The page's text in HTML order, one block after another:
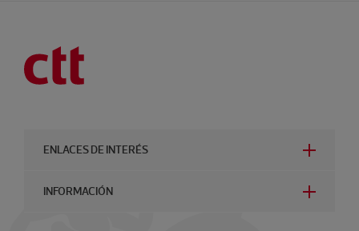
ENLACES DE INTERÉS
INFORMACIÓN